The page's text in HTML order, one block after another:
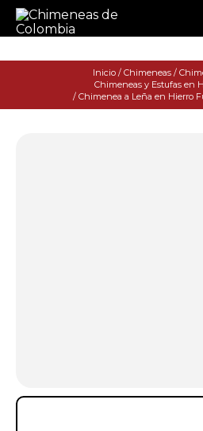
Inicio / Chimeneas /
Chimeneas y Estufas en
/ Chimenea a Leña en Hierro